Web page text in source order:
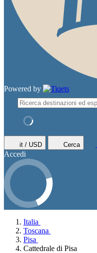
Powered by
it / USD Cerca
Accedi
Italia
Toscana
Pisa
Cattedrale di Pisa